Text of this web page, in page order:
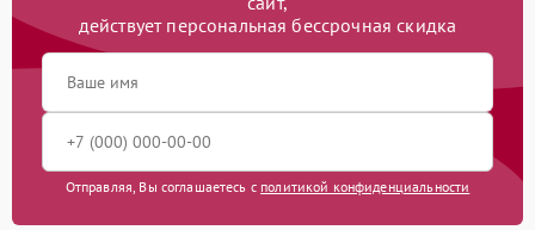
действует персональная бессрочная скидка
Отправляя, Вы соглашаетесь с политикой конфиденциальности